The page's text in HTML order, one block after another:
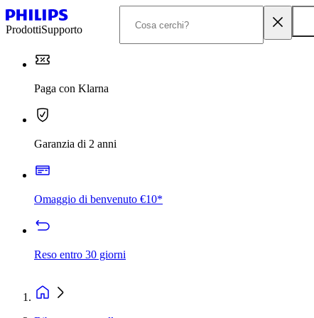
ProdottiSupporto
Paga con Klarna
Garanzia di 2 anni
Omaggio di benvenuto €10*
Reso entro 30 giorni